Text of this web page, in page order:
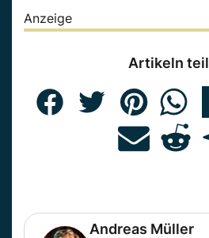
Anzeige
Artikeln
Andreas Müller